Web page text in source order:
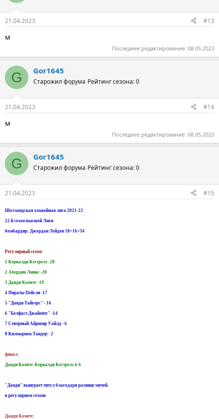
21.04.2023 #13
м
Последнее редактирование: 08.05.2023
G Gor1645
Старожил форума Рейтинг сезона: 0
21.04.2023 #14
м
Последнее редактирование: 08.05.2023
G Gor1645
Старожил форума Рейтинг сезона: 0
21.04.2023 #15
Шотландская хоккейная лига 2021-22
22 й сезон высшей Лиги
бомбардир: Джордан Лейден 18+16=34
Регулярный сезон:
1 Керкалди Кестрелз -20
2 Абердин Линкс -20
3 Данди Кометс -19
4 Пираты Пейсли -17
5 "Данди Тайгерс" - 16
6 "Белфаст Джайентс" -14
7 Северный Айршир Уайлд - 6
8 Килмарнок Тандер - 2
финал:
Данди Кометс-Керкалди Кестрелз 6-6
"Данди" выиграет титул благодаря разнице мячей.
в регулярном сезоне
Данди Кометс: